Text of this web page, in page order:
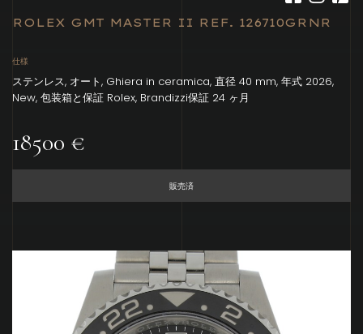
ROLEX GMT MASTER II REF. 126710GRNR
仕様
ステンレス, オート, Ghiera in ceramica, 直径 40 mm, 年式 2026,
New, 包装箱と保証 Rolex, Brandizzi保証 24 ヶ月
18500 €
販売済